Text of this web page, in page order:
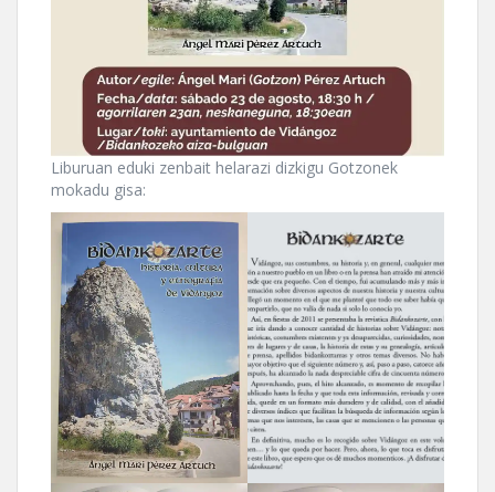
Liburuan eduki zenbait helarazi dizkigu Gotzonek
mokadu gisa: